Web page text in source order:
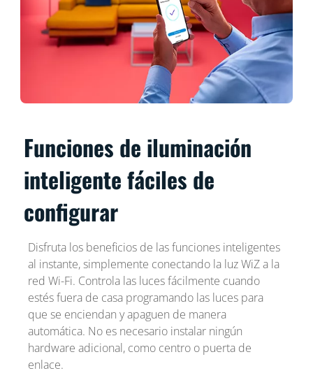
Funciones de iluminación
inteligente fáciles de
configurar
Disfruta los beneficios de las funciones inteligentes
al instante, simplemente conectando la luz WiZ a la
red Wi-Fi. Controla las luces fácilmente cuando
estés fuera de casa programando las luces para
que se enciendan y apaguen de manera
automática. No es necesario instalar ningún
hardware adicional, como centro o puerta de
enlace.